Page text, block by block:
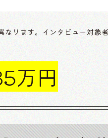
ります。インタビュー対象
万円